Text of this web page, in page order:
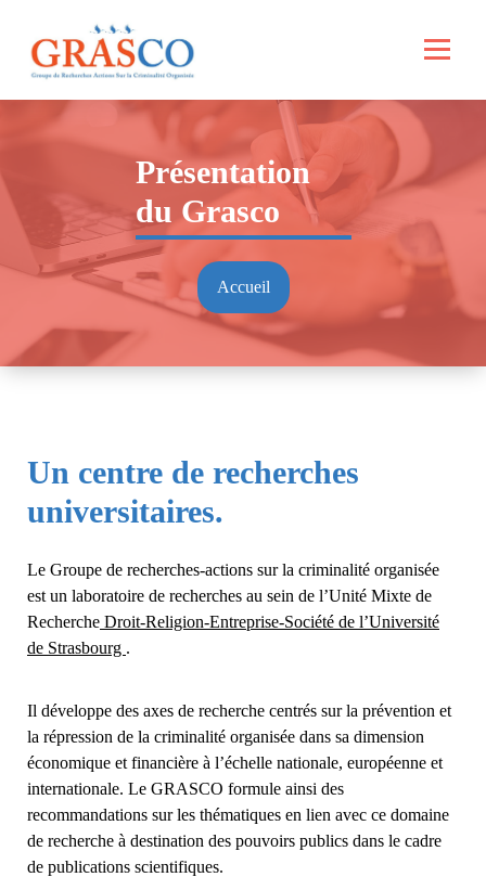
contenu
Présentation
du Grasco
Accueil
Un centre de recherches
universitaires.
Le Groupe de recherches-actions sur la criminalité organisée
est un laboratoire de recherches au sein de l’Unité Mixte de
Recherche Droit-Religion-Entreprise-Société de l’Université
de Strasbourg .
Il développe des axes de recherche centrés sur la prévention et
la répression de la criminalité organisée dans sa dimension
économique et financière à l’échelle nationale, européenne et
internationale. Le GRASCO formule ainsi des
recommandations sur les thématiques en lien avec ce domaine
de recherche à destination des pouvoirs publics dans le cadre
de publications scientifiques.